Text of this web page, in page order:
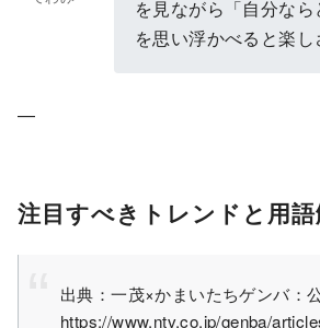
を見ながら「自分なら
を思い浮かべると楽し
—
注目すべきトレンドと用
出典：一茂×かまいたちゲンバ：
https://www.ntv.co.jp/genba/